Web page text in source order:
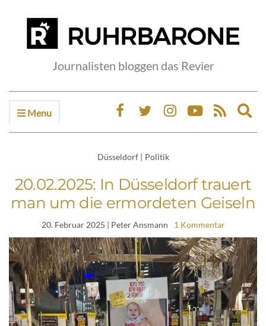
Journalisten bloggen das Revier
Menu
Düsseldorf | Politik
20.02.2025: In Düsseldorf trauert
man um die ermordeten Geiseln
20. Februar 2025 | Peter Ansmann 1 Kommentar